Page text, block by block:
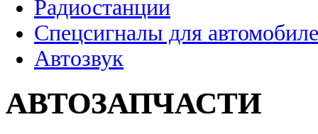
Радиостанции
Спецсигналы для
Автозвук
АВТОЗАПЧАСТИ